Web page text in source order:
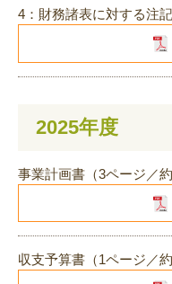
4：財務諸表に対する注
2025年度
事業計画書（3ページ／約
収支予算書（1ページ／約